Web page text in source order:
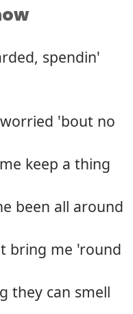
spendin'
'bout no
keep a thing
been all around
bring me 'round
they can smell